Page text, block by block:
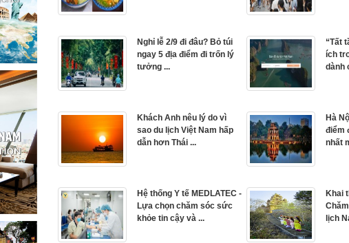
Nghỉ lễ 2/9 đi đâu? Bỏ túi
ngay 5 địa điểm đi trốn lý
tưởng ...
“Tất
ích
dành
Khách Anh nêu lý do vì
sao du lịch Việt Nam hấp
dẫn hơn Thái ...
Hà
điểm
nhất
Hệ thống Y tế MEDLATEC -
Lựa chọn chăm sóc sức
khỏe tin cậy và ...
Khai
lịch